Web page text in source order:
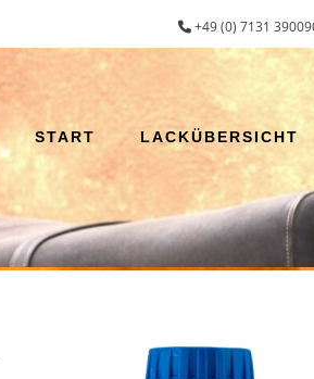
+49 (0) 7131
START LACKÜBERSICHT